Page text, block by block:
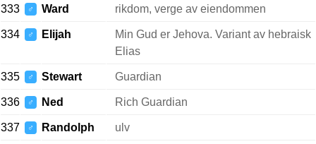
333 ♂ Ward rikdom, verge av eiendommen
334 ♂ Elijah
Min Gud er Jehova. Variant av hebraisk
Elias
335 ♂ Stewart Guardian
336 ♂ Ned Rich Guardian
337 ♂ Randolph ulv